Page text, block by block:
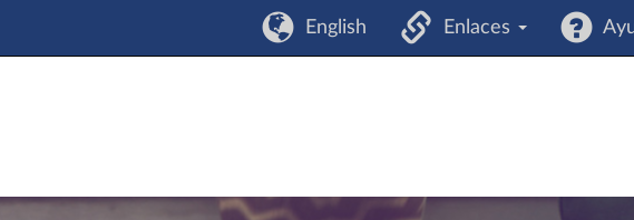
English Enlaces